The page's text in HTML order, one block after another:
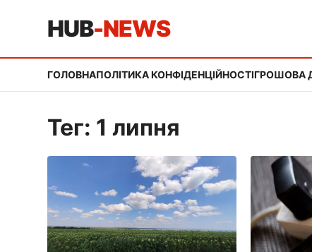
HUB-NEWS
ГОЛОВНАПОЛІТИКА КОНФІДЕНЦІЙНОСТІГРОШОВА
Тег: 1 липня